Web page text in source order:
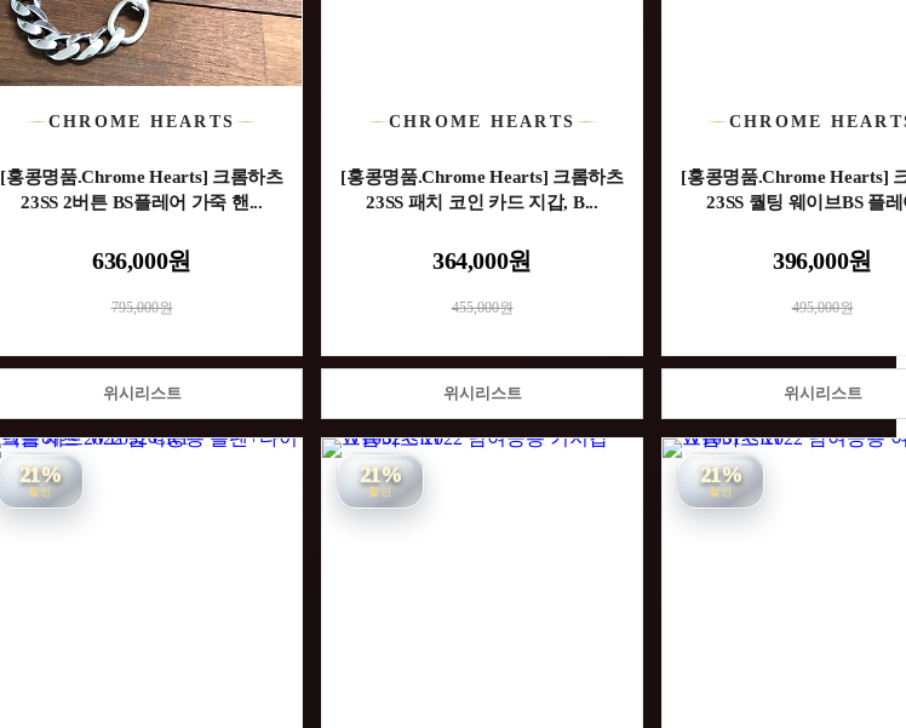
CHROME HEARTS
[홍콩명품.Chrome Hearts] 크롬하츠
23SS 2버튼 BS플레어 가죽 핸...
636,000원
795,000원
위시리스트
CHROME HEARTS
[홍콩명품.Chrome Hearts] 크롬하츠
23SS 패치 코인 카드 지갑, B...
364,000원
455,000원
위시리스트
CHROME
[홍콩명품.Chrome Hearts]
23SS 퀄팅 웨이브BS 플
396,000원
495,000원
위시리스트
21%
할인
21%
할인
21%
할인